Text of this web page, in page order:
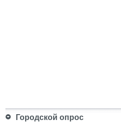
Городской опрос